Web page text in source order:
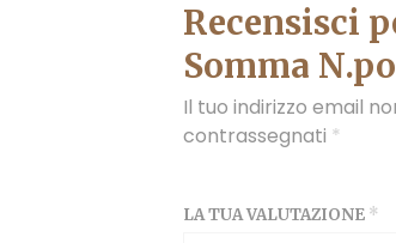
Recensisci
Somma
Il tuo indirizzo email
contrassegnati *
LA TUA VALUTAZIONE *